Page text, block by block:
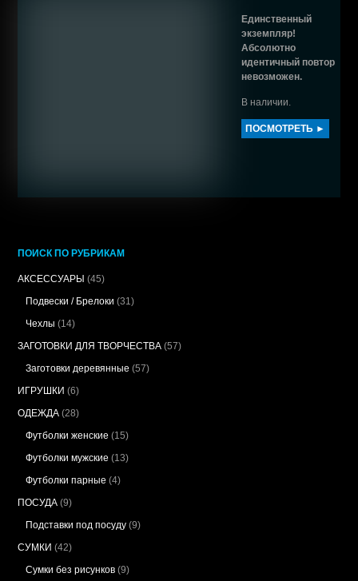
Единственный
экземпляр!
Абсолютно
идентичный повтор
невозможен.
В наличии.
ПОСМОТРЕТЬ ►
ПОИСК ПО РУБРИКАМ
АКСЕССУАРЫ (45)
Подвески / Брелоки (31)
Чехлы (14)
ЗАГОТОВКИ ДЛЯ ТВОРЧЕСТВА (57)
Заготовки деревянные (57)
ИГРУШКИ (6)
ОДЕЖДА (28)
Футболки женские (15)
Футболки мужские (13)
Футболки парные (4)
ПОСУДА (9)
Подставки под посуду (9)
СУМКИ (42)
Сумки без рисунков (9)